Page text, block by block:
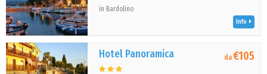
in Bardolino
Info
Hotel Panoramica da€105